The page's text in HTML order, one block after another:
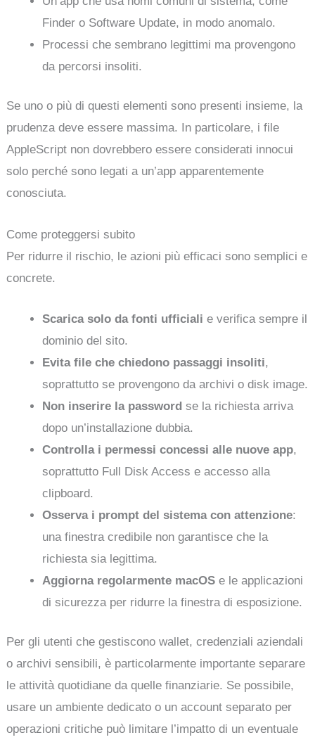
Finder o Software Update, in modo anomalo.
Processi che sembrano legittimi ma provengono
da percorsi insoliti.
Se uno o più di questi elementi sono presenti insieme, la
prudenza deve essere massima. In particolare, i file
AppleScript non dovrebbero essere considerati innocui
solo perché sono legati a un’app apparentemente
conosciuta.
Come proteggersi subito
Per ridurre il rischio, le azioni più efficaci sono semplici e
concrete.
Scarica solo da fonti ufficiali e verifica sempre il
dominio del sito.
Evita file che chiedono passaggi insoliti,
soprattutto se provengono da archivi o disk image.
Non inserire la password se la richiesta arriva
dopo un’installazione dubbia.
Controlla i permessi concessi alle nuove app,
soprattutto Full Disk Access e accesso alla
clipboard.
Osserva i prompt del sistema con attenzione:
una finestra credibile non garantisce che la
richiesta sia legittima.
Aggiorna regolarmente macOS e le applicazioni
di sicurezza per ridurre la finestra di esposizione.
Per gli utenti che gestiscono wallet, credenziali aziendali
o archivi sensibili, è particolarmente importante separare
le attività quotidiane da quelle finanziarie. Se possibile,
usare un ambiente dedicato o un account separato per
operazioni critiche può limitare l’impatto di un eventuale